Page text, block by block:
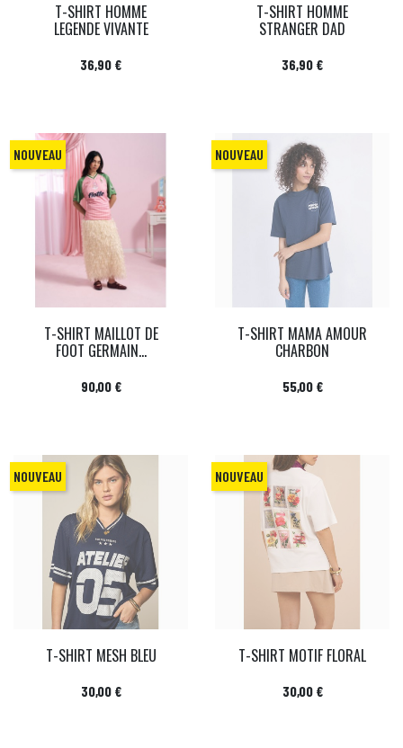
T-SHIRT HOMME
LEGENDE VIVANTE
Prix
36,90 €
T-SHIRT HOMME
STRANGER DAD
Prix
36,90 €
T-SHIRT MAILLOT DE
FOOT GERMAIN...
Prix
90,00 €
NOUVEAU
T-SHIRT MAMA AMOUR
CHARBON
Prix
55,00 €
NOUVEAU
T-SHIRT MESH BLEU
Prix
30,00 €
NOUVEAU
T-SHIRT MOTIF FLORAL
Prix
30,00 €
NOUVEAU